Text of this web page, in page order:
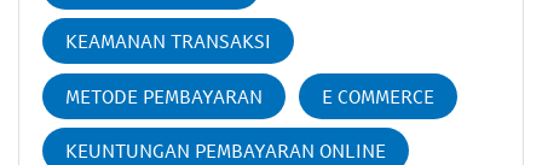
KEAMANAN TRANSAKSI
METODE PEMBAYARAN E COMMERCE
KEUNTUNGAN PEMBAYARAN ONLINE